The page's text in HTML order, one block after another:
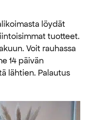
löydät
tuotteet.
Voit rauhassa
14 päivän
lähtien. Palautus